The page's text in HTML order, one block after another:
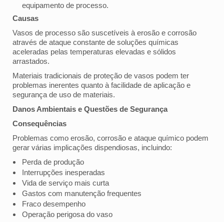
equipamento de processo.
Causas
Vasos de processo são suscetíveis à erosão e corrosão
através de ataque constante de soluções químicas
aceleradas pelas temperaturas elevadas e sólidos
arrastados.
Materiais tradicionais de proteção de vasos podem ter
problemas inerentes quanto à facilidade de aplicação e
segurança de uso de materiais.
Danos Ambientais e Questões de Segurança
Consequências
Problemas como erosão, corrosão e ataque químico podem
gerar várias implicações dispendiosas, incluindo:
Perda de produção
Interrupções inesperadas
Vida de serviço mais curta
Gastos com manutenção frequentes
Fraco desempenho
Operação perigosa do vaso